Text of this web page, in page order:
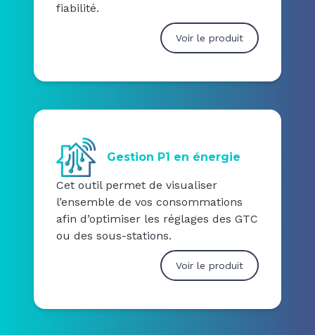
fiabilité.
Voir le produit
Gestion P1 en énergie
Cet outil permet de visualiser
l’ensemble de vos consommations
afin d’optimiser les réglages des GTC
ou des sous-stations.
Voir le produit